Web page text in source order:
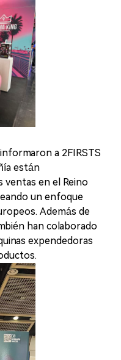
a 2FIRSTS
están
ventas en el Reino
un enfoque
Además de
han colaborado
expendedoras